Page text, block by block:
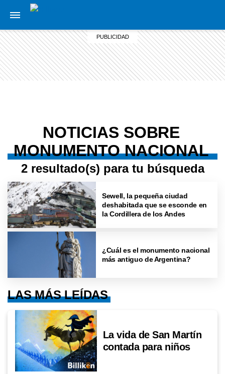
NOTICIAS SOBRE
MONUMENTO NACIONAL
2 resultado(s) para tu búsqueda
Sewell, la pequeña ciudad
deshabitada que se esconde en
la Cordillera de los Andes
¿Cuál es el monumento nacional
más antiguo de Argentina?
LAS MÁS LEÍDAS
La vida de San Martín
contada para niños